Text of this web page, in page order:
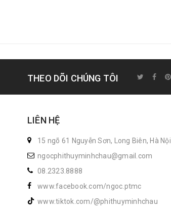
THEO DÕI CHÚNG TÔI
LIÊN HỆ
15 ngõ 61 Nguyễn Sơn, Long Biên, Hà Nội
ngocphithuyminhchau@gmail.com
08.2323.8888
www.facebook.com/ngoc.ptmc
www.tiktok.com/@phithuyminhchau